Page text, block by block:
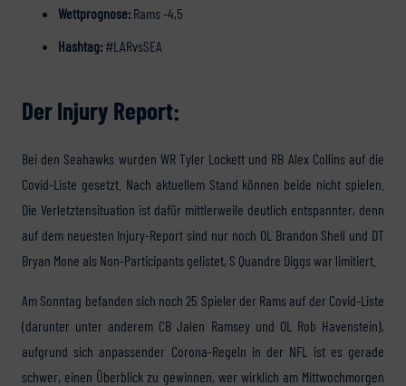
Wettprognose: Rams -4,5
Hashtag: #LARvsSEA
Der Injury Report:
Bei den Seahawks wurden WR Tyler Lockett und RB Alex Collins auf die
Covid-Liste gesetzt. Nach aktuellem Stand können beide nicht spielen.
Die Verletztensituation ist dafür mittlerweile deutlich entspannter, denn
auf dem neuesten Injury-Report sind nur noch OL Brandon Shell und DT
Bryan Mone als Non-Participants gelistet, S Quandre Diggs war limitiert.
Am Sonntag befanden sich noch 25 Spieler der Rams auf der Covid-Liste
(darunter unter anderem CB Jalen Ramsey und OL Rob Havenstein),
aufgrund sich anpassender Corona-Regeln in der NFL ist es gerade
schwer, einen Überblick zu gewinnen, wer wirklich am Mittwochmorgen